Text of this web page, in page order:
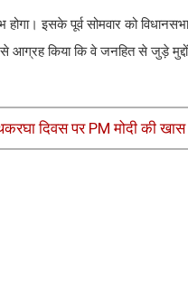
इसके पूर्व सोमवार को
से आग्रह किया कि वे जनहित से जुड़े
दिवस पर PM मोदी की